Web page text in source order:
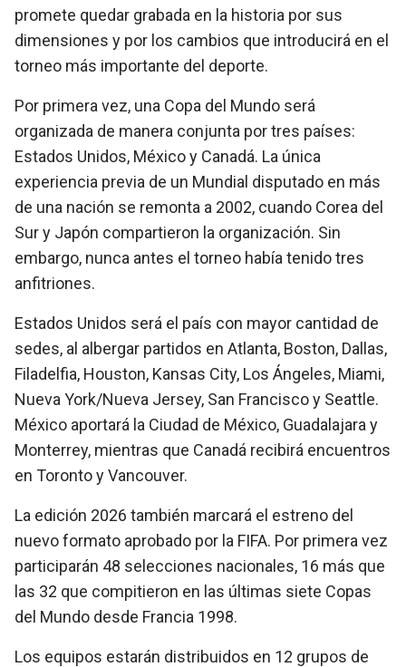
promete quedar grabada en la historia por sus
dimensiones y por los cambios que introducirá en el
torneo más importante del deporte.
Por primera vez, una Copa del Mundo será
organizada de manera conjunta por tres países:
Estados Unidos, México y Canadá. La única
experiencia previa de un Mundial disputado en más
de una nación se remonta a 2002, cuando Corea del
Sur y Japón compartieron la organización. Sin
embargo, nunca antes el torneo había tenido tres
anfitriones.
Estados Unidos será el país con mayor cantidad de
sedes, al albergar partidos en Atlanta, Boston, Dallas,
Filadelfia, Houston, Kansas City, Los Ángeles, Miami,
Nueva York/Nueva Jersey, San Francisco y Seattle.
México aportará la Ciudad de México, Guadalajara y
Monterrey, mientras que Canadá recibirá encuentros
en Toronto y Vancouver.
La edición 2026 también marcará el estreno del
nuevo formato aprobado por la FIFA. Por primera vez
participarán 48 selecciones nacionales, 16 más que
las 32 que compitieron en las últimas siete Copas
del Mundo desde Francia 1998.
Los equipos estarán distribuidos en 12 grupos de